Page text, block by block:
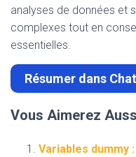
analyses de données et
complexes tout en
essentielles.
Résumer dans
Vous Aimerez
Variables dummy